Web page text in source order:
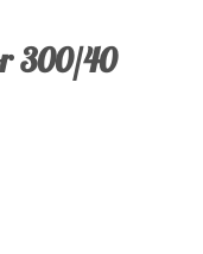
300/40